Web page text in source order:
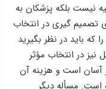
نیست بلکه پزشکان به
تصمیم گیری در انتخاب
که باید در نظر بگیرید
در انتخاب مؤثر
آسان است و هزینه آن
مسأله دیگر